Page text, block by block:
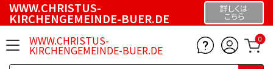
WWW.CHRISTUS-
KIRCHENGEMEINDE-BUER.DE
詳しくは
こちら
WWW.CHRISTUS-
KIRCHENGEMEINDE-BUER.DE
0